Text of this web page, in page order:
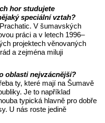
hor studujete
speciální vztah?
V šumavských
práci a v letech 1996–
projektech věnovaných
a zejména miluji
oblasti nejvzácnější?
ty, které mají na Šumavě
Je to například
typická hlavně pro dobře
U nás roste jedině